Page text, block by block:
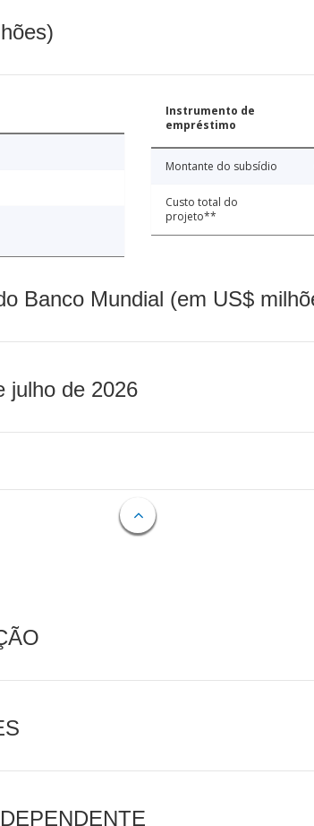
Instrumento de
empréstimo
Montante do subsídio
Custo total do
projeto**
Banco Mundial (em US$
julho de 2026